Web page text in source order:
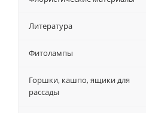
Литература
Фитолампы
Горшки, кашпо, ящики для
рассады